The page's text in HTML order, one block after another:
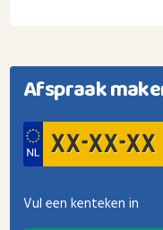
Afspraak
Vul een kenteken in